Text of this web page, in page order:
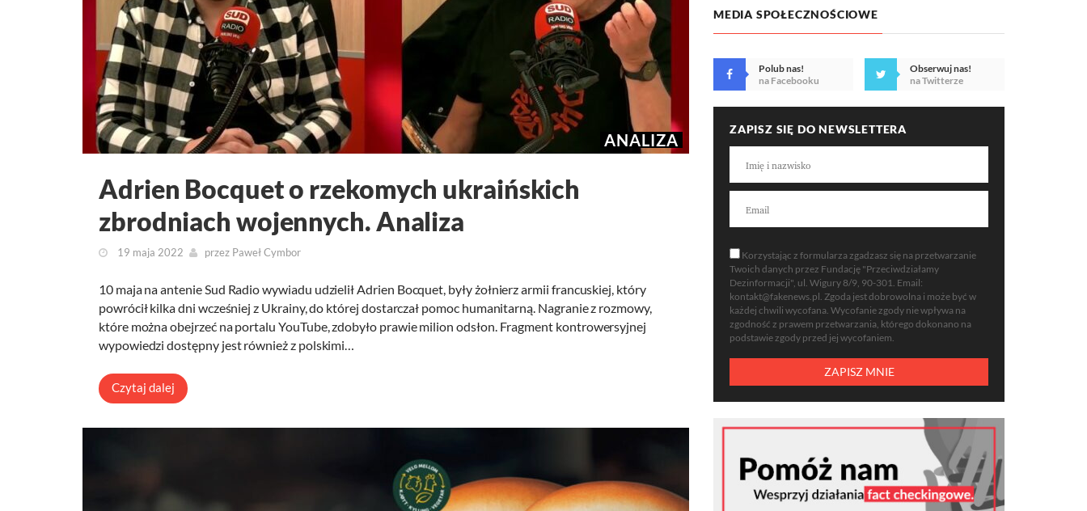
ANALIZA
Adrien Bocquet o rzekomych ukraińskich
zbrodniach wojennych. Analiza
19 maja 2022 przez Paweł Cymbor
10 maja na antenie Sud Radio wywiadu udzielił Adrien Bocquet, były żołnierz armii francuskiej, który
powrócił kilka dni wcześniej z Ukrainy, do której dostarczał pomoc humanitarną. Nagranie z rozmowy,
które można obejrzeć na portalu YouTube, zdobyło prawie milion odsłon. Fragment kontrowersyjnej
wypowiedzi dostępny jest również z polskimi…
Czytaj dalej
MEDIA SPOŁECZNOŚCIOWE
Polub nas!
na Facebooku
Obserwuj nas!
na Twitterze
ZAPISZ SIĘ DO NEWSLETTERA
Korzystając z formularza zgadzasz się na przetwarzanie
Twoich danych przez Fundację "Przeciwdziałamy
Dezinformacji", ul. Wigury 8/9, 90-301. Email:
kontakt@fakenews.pl. Zgoda jest dobrowolna i może być w
każdej chwili wycofana. Wycofanie zgody nie wpływa na
zgodność z prawem przetwarzania, którego dokonano na
podstawie zgody przed jej wycofaniem.